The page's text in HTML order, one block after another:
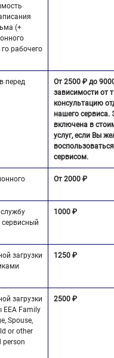
(+
рабочего
перед
От 2500 ₽ до
зависимости от
консультацию
нашего сервиса.
включена в
услуг, если Вы
сервисом.
От 2000 ₽
1000 ₽
загрузки
1250 ₽
загрузки
EEA Family
Spouse,
or other
person
2500 ₽